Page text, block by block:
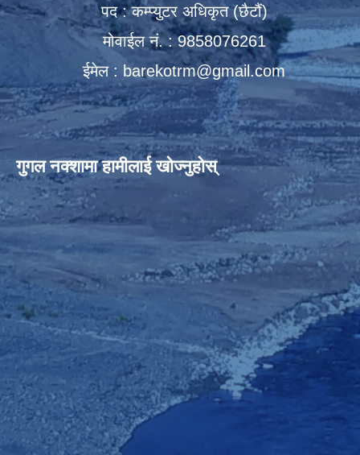
पद : कम्प्युटर अधिकृत (छैटौं)
मोवाईल नं. : 9858076261
ईमेल : barekotrm@gmail.com
गुगल नक्शामा हामीलाई खोज्नुहोस्